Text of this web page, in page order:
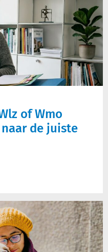
of Wmo
naar de juiste